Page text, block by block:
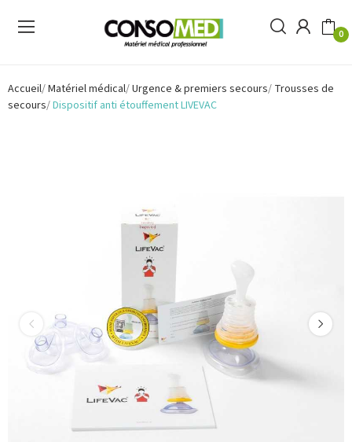
0
Accueil Matériel médical Urgence & premiers secours Trousses de
secours Dispositif anti étouffement LIVEVAC